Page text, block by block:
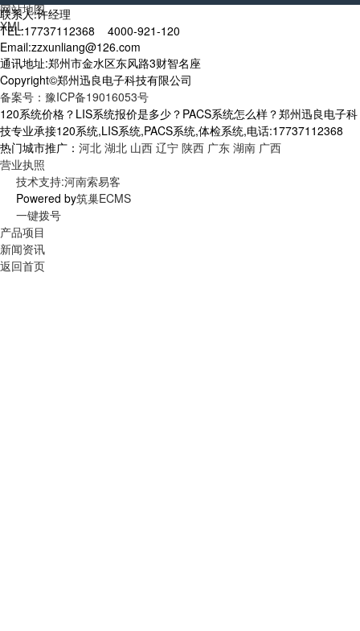
网站地图
XML
联系人:许经理
TEL:17737112368 4000-921-120
Email:zzxunliang@126.com
通讯地址:郑州市金水区东风路3财智名座
Copyright©郑州迅良电子科技有限公司
备案号：豫ICP备19016053号
120系统价格？LIS系统报价是多少？PACS系统怎么样？郑州迅良电子科
技专业承接120系统,LIS系统,PACS系统,体检系统,电话:17737112368
热门城市推广： 河北 湖北 山西 辽宁 陕西 广东 湖南 广西
营业执照
技术支持:河南索易客
Powered by筑巢ECMS
一键拨号
产品项目
新闻资讯
返回首页